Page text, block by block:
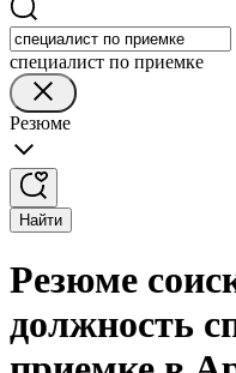
специалист по приемке
Резюме
Найти
Резюме
должность